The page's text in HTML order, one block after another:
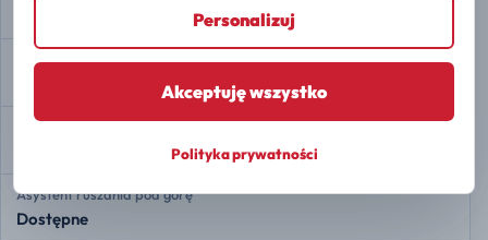
Automatyczne parkowanie
Auto Hold
Asystent ruszania pod górę
Dostępne
Personalizuj
Akceptuję wszystko
Polityka prywatności